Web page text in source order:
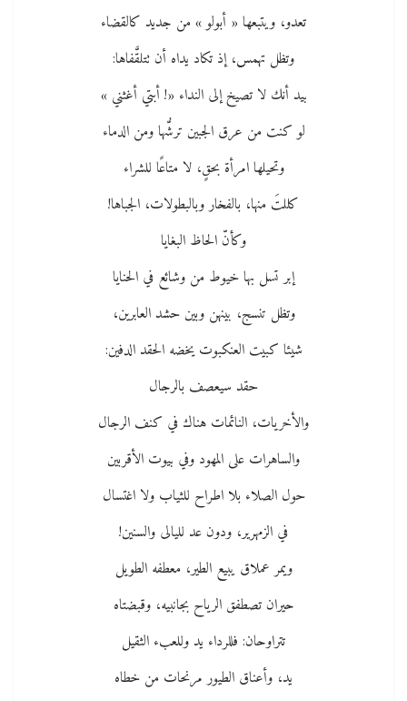
تعدو، ويتبعها « أبولو » من جديد كالقضاء
وتظل تهمس، إذ تكاد يداه أن تتلقَّفاها:
بيد أنك لا تصيخ إلى النداء «! أبتي أغثني »
لو كنت من عرق الجبين ترشُّها ومن الدماء
وتحيلها امرأة بحقٍ، لا متاعًا للشراء
كللتَ منها، بالفخار وبالبطولات، الجباها!
وكأنّ الحاظ البغايا
إبر تسل بها خيوط من وشائع في الحنايا
وتظل تنسج، بينهن وبين حشد العابرين،
شيئا كبيت العنكبوت يخضه الحقد الدفين:
حقد سيعصف بالرجال
والأخريات، النائمات هناك في كنف الرجال
والساهرات على المهود وفي بيوت الأقربين
حول الصلاء بلا اطراح للثياب ولا اغتسال
في الزمهرير، ودون عد لليالى والسنين!
ويمر عملاق يبيع الطير، معطفه الطويل
حيران تصطفق الرياح بجانبيه، وقبضتاه
تتراوحان: فللرداء يد وللعبء الثقيل
يد، وأعناق الطيور مرنحات من خطاه